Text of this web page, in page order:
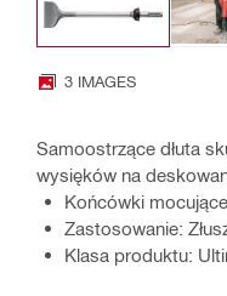
3 IMAGES
Samoostrzące dłuta
wysięków na
Końcówki
Zastosowanie:
Klasa produktu: